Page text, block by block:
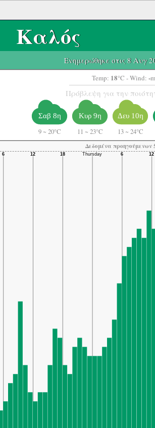
Καλός
Ενημερώθηκε στις 8 Αυγ
Temp: 18°C - Wind: -
Πρόβλεψη για την
Σαβ 8η
9 ~ 20°C
Κυρ 9η
11 ~ 23°C
Δευ 10η
13 ~ 24°C
Δεδομένα προηγούμενων